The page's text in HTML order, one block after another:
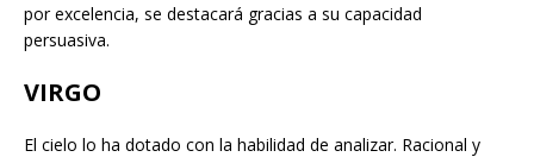
por excelencia, se destacará gracias a su capacidad
persuasiva.
VIRGO
El cielo lo ha dotado con la habilidad de analizar. Racional y